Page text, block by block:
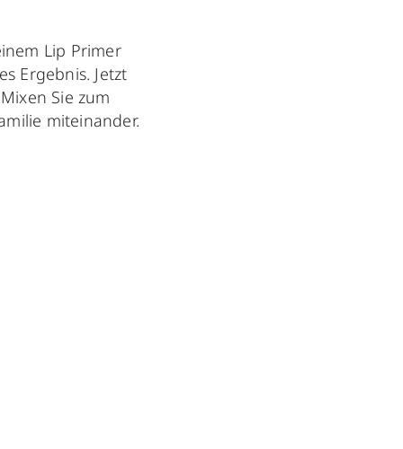
Lip Primer
Ergebnis. Jetzt
Sie zum
miteinander.